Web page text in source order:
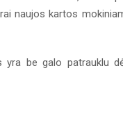
naujos kartos
be galo patrauklu